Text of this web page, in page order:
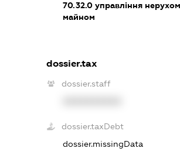
70.32.0 управління
майном
dossier.tax
dossier.staff
dossier.taxDebt
dossier.missingData